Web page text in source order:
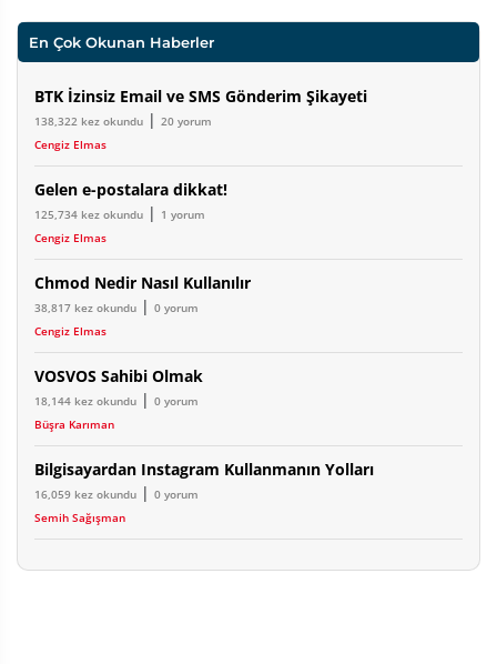
En Çok Okunan Haberler
BTK İzinsiz Email ve SMS Gönderim Şikayeti
138,322 kez okundu | 20 yorum
Cengiz Elmas
Gelen e-postalara dikkat!
125,734 kez okundu | 1 yorum
Cengiz Elmas
Chmod Nedir Nasıl Kullanılır
38,817 kez okundu | 0 yorum
Cengiz Elmas
VOSVOS Sahibi Olmak
18,144 kez okundu | 0 yorum
Büşra Karıman
Bilgisayardan Instagram Kullanmanın Yolları
16,059 kez okundu | 0 yorum
Semih Sağışman